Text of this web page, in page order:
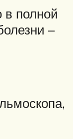
в полной
–